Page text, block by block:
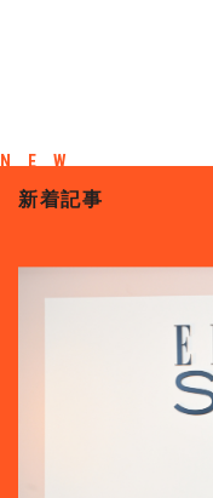
新着記事